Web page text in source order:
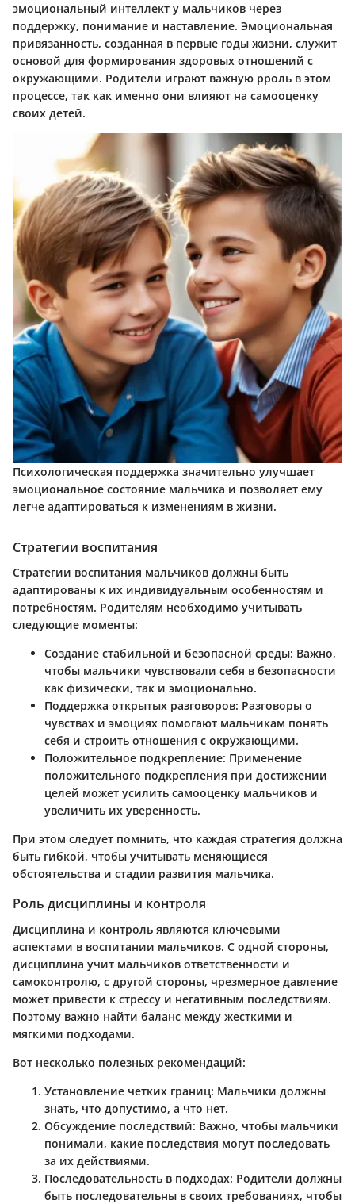
эмоциональный интеллект у мальчиков через
поддержку, понимание и наставление. Эмоциональная
привязанность, созданная в первые годы жизни, служит
основой для формирования здоровых отношений с
окружающими. Родители играют важную рроль в этом
процессе, так как именно они влияют на самооценку
своих детей.
Психологическая поддержка значительно улучшает
эмоциональное состояние мальчика и позволяет ему
легче адаптироваться к изменениям в жизни.
Стратегии воспитания
Стратегии воспитания мальчиков должны быть
адаптированы к их индивидуальным особенностям и
потребностям. Родителям необходимо учитывать
следующие моменты:
Создание стабильной и безопасной среды: Важно,
чтобы мальчики чувствовали себя в безопасности
как физически, так и эмоционально.
Поддержка открытых разговоров: Разговоры о
чувствах и эмоциях помогают мальчикам понять
себя и строить отношения с окружающими.
Положительное подкрепление: Применение
положительного подкрепления при достижении
целей может усилить самооценку мальчиков и
увеличить их уверенность.
При этом следует помнить, что каждая стратегия должна
быть гибкой, чтобы учитывать меняющиеся
обстоятельства и стадии развития мальчика.
Роль дисциплины и контроля
Дисциплина и контроль являются ключевыми
аспектами в воспитании мальчиков. С одной стороны,
дисциплина учит мальчиков ответственности и
самоконтролю, с другой стороны, чрезмерное давление
может привести к стрессу и негативным последствиям.
Поэтому важно найти баланс между жесткими и
мягкими подходами.
Вот несколько полезных рекомендаций:
Установление четких границ: Мальчики должны
знать, что допустимо, а что нет.
Обсуждение последствий: Важно, чтобы мальчики
понимали, какие последствия могут последовать
за их действиями.
Последовательность в подходах: Родители должны
быть последовательны в своих требованиях, чтобы